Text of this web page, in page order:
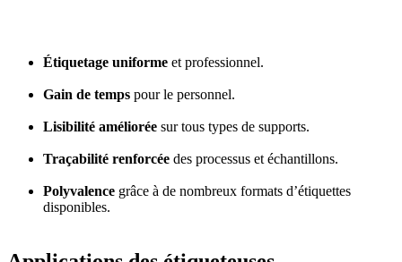
Étiquetage uniforme et professionnel.
Gain de temps pour le personnel.
Lisibilité améliorée sur tous types de supports.
Traçabilité renforcée des processus et échantillons.
Polyvalence grâce à de nombreux formats d’étiquettes
disponibles.